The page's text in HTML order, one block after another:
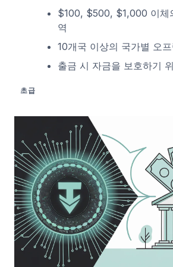
$100, $500, $1,000 이체
역
10개국 이상의 국가별 오
출금 시 자금을 보호하기
초급